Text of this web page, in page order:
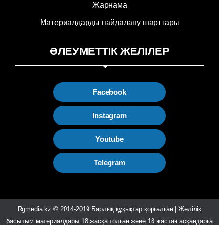
Жарнама
Материалдарды пайдалану шарттары
ӘЛЕУМЕТТІК ЖЕЛІЛЕР
Facebook
Instagram
Youtube
Telegram
Rgmedia.kz © 2014-2019 Барлық құқықтар қорғалған | Желілік
басылым материалдары 18 жасқа толған және 18 жастан асқандарға